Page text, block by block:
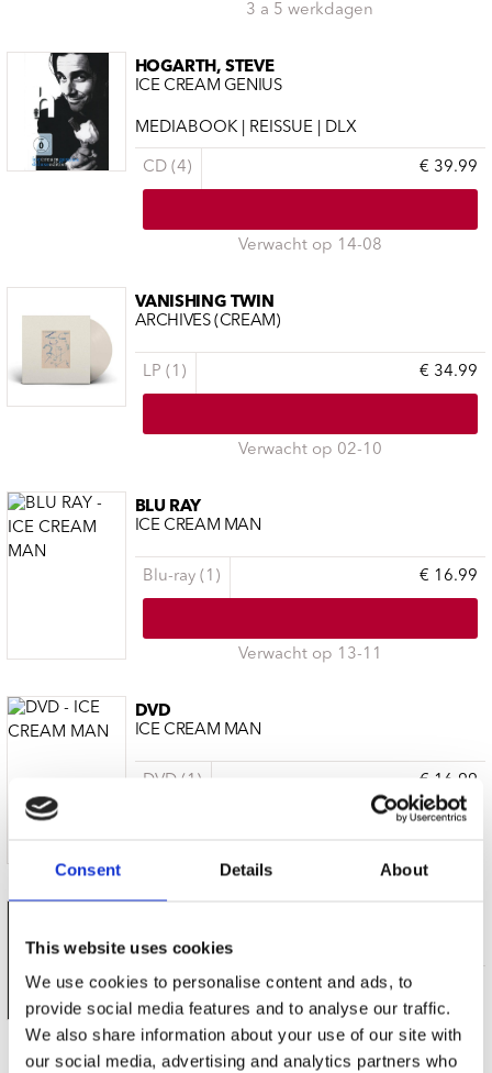
Consent Details About
This website uses cookies
We use cookies to personalise content and ads, to
provide social media features and to analyse our traffic.
We also share information about your use of our site with
our social media, advertising and analytics partners who
3 a 5 werkdagen
HOGARTH, STEVE
ICE CREAM GENIUS
MEDIABOOK | REISSUE | DLX
CD (4) € 39.99
Verwacht op 14-08
VANISHING TWIN
ARCHIVES (CREAM)
LP (1) € 34.99
Verwacht op 02-10
BLU RAY
ICE CREAM MAN
Blu-ray (1) € 16.99
Verwacht op 13-11
DVD
ICE CREAM MAN
DVD (1) € 16.99
LP (1)
3 a 5 werkdagen